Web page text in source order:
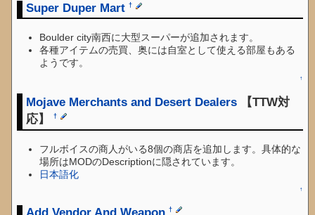
Super Duper Mart†
Boulder city南西に大型スーパーが追加されます。
各種アイテムの売買、奥には自室として使える部屋もある
ようです。
↑
Mojave Merchants and Desert Dealers 【TTW対
応】†
フルボイスの商人がいる8個の商店を追加します。具体的な
場所はMODのDescriptionに隠されています。
日本語化
↑
Add Vendor And Weapon †